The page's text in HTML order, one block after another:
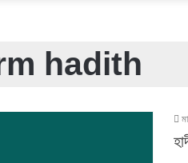
hadith